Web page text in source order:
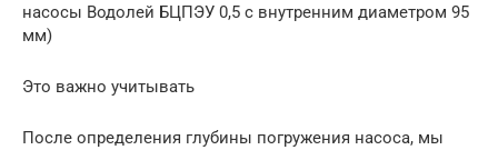
насосы Водолей БЦПЭУ 0,5 с внутренним диаметром 95
мм)
Это важно учитывать
После определения глубины погружения насоса, мы